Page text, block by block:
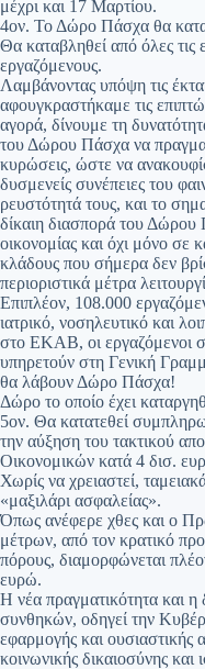
μέχρι και 17 Μαρτίου.
4ον. Το Δώρο Πάσχα θα
Θα καταβληθεί από όλες τις
εργαζόμενους.
Λαμβάνοντας υπόψη τις
αφουγκραστήκαμε τις
αγορά, δίνουμε τη
του Δώρου Πάσχα να
κυρώσεις, ώστε να
δυσμενείς συνέπειες του
ρευστότητά τους, και το
δίκαιη διασπορά του
οικονομίας και όχι μόνο σε
κλάδους που σήμερα δεν
περιοριστικά μέτρα
Επιπλέον, 108.000
ιατρικό, νοσηλευτικό και
στο ΕΚΑΒ, οι εργαζόμενοι
υπηρετούν στη Γενική
θα λάβουν Δώρο Πάσχα!
Δώρο το οποίο έχει
5ον. Θα κατατεθεί
την αύξηση του τακτικού
Οικονομικών κατά 4 δισ.
Χωρίς να χρειαστεί,
«μαξιλάρι ασφαλείας».
Όπως ανέφερε χθες και ο
μέτρων, από τον κρατικό
πόρους, διαμορφώνεται
ευρώ.
Η νέα πραγματικότητα και η
συνθηκών, οδηγεί την
εφαρμογής και ουσιαστικής
κοινωνικής δικαιοσύνης και